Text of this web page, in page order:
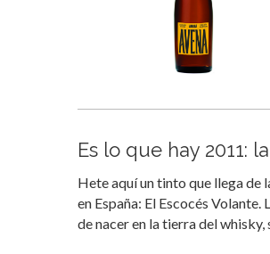
Es lo que hay 2011:
Hete aquí un tinto que llega de
en España: El Escocés
de nacer en la tierra del